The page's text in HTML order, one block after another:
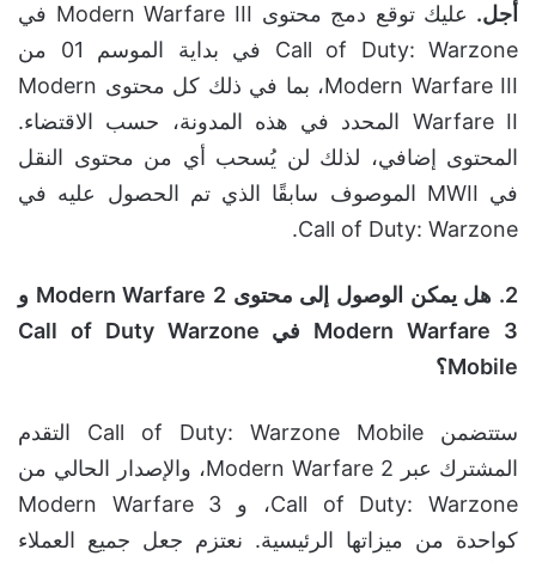
أجل.
عليك توقع دمج محتوى Modern Warfare III في
Call of Duty: Warzone في بداية الموسم 01 من
Modern Warfare III، بما في ذلك كل محتوى Modern
Warfare II المحدد في هذه المدونة، حسب الاقتضاء.
المحتوى إضافي، لذلك لن يُسحب أي من محتوى النقل
في MWII الموصوف سابقًا الذي تم الحصول عليه في
Call of Duty: Warzone.
2. هل يمكن الوصول إلى محتوى
و
Modern Warfare 3
في Call of Duty Warzone
Mobile؟
ستتضمن Call of Duty: Warzone Mobile التقدم
المشترك عبر Modern Warfare 2، والإصدار الحالي من
Call of Duty: Warzone، و Modern Warfare 3
كواحدة من ميزاتها الرئيسية. نعتزم جعل جميع العملاء